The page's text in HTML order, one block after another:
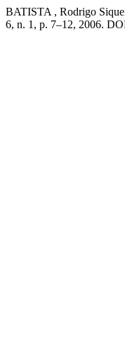
BATISTA , Rodrigo
6, n. 1, p. 7–12, 2006.